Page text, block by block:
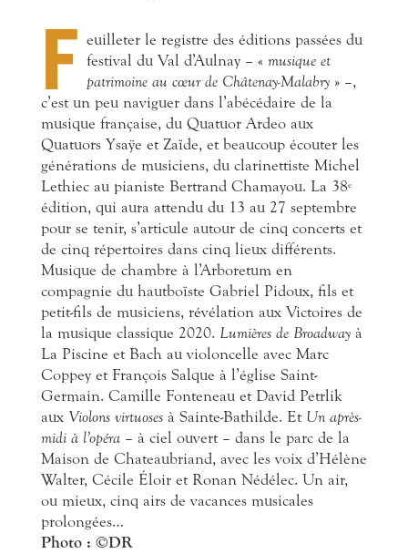
F euilleter le registre des éditions passées du
festival du Val d’Aulnay – « musique et
patrimoine au cœur de Châtenay-Malabry » –,
c’est un peu naviguer dans l’abécédaire de la
musique française, du Quatuor Ardeo aux
Quatuors Ysaÿe et Zaïde, et beaucoup écouter les
générations de musiciens, du clarinettiste Michel
Lethiec au pianiste Bertrand Chamayou. La 38e
édition, qui aura attendu du 13 au 27 septembre
pour se tenir, s’articule autour de cinq concerts et
de cinq répertoires dans cinq lieux différents.
Musique de chambre à l’Arboretum en
compagnie du hautboïste Gabriel Pidoux, fils et
petit-fils de musiciens, révélation aux Victoires de
la musique classique 2020. Lumières de Broadway à
La Piscine et Bach au violoncelle avec Marc
Coppey et François Salque à l’église Saint-
Germain. Camille Fonteneau et David Petrlik
aux Violons virtuoses à Sainte-Bathilde. Et Un après-
midi à l’opéra – à ciel ouvert – dans le parc de la
Maison de Chateaubriand, avec les voix d’Hélène
Walter, Cécile Éloir et Ronan Nédélec. Un air,
ou mieux, cinq airs de vacances musicales
prolongées…
Photo : ©DR